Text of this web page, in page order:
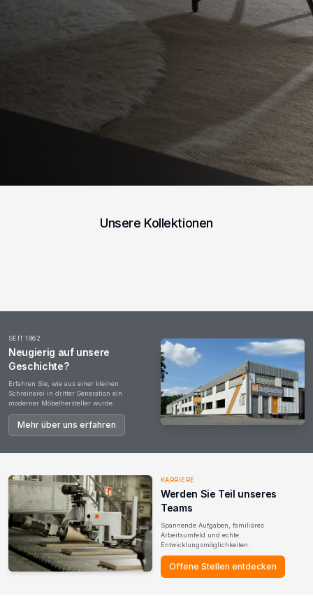
Unsere Kollektionen
SEIT 1962
Neugierig auf unsere
Geschichte?
Erfahren Sie, wie aus einer kleinen
Schreinerei in dritter Generation ein
moderner Möbelhersteller wurde.
Mehr über uns erfahren
KARRIERE
Werden Sie Teil unseres
Teams
Spannende Aufgaben, familiäres
Arbeitsumfeld und echte
Entwicklungsmöglichkeiten.
Offene Stellen entdecken